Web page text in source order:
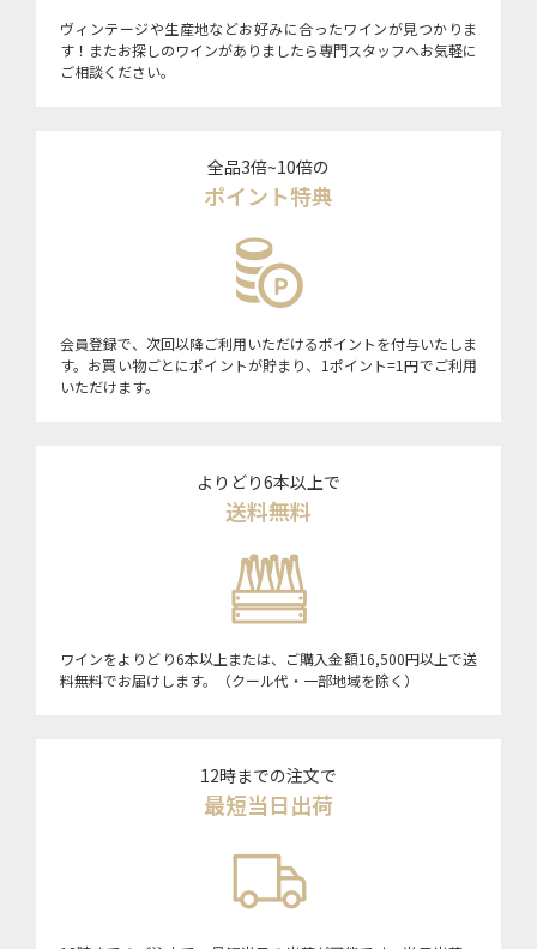
ヴィンテージや生産地などお好みに合ったワインが見つかりま
す！またお探しのワインがありましたら専門スタッフへお気軽に
ご相談ください。
全品3倍~10倍の
ポイント特典
会員登録で、次回以降ご利用いただけるポイントを付与いたしま
す。お買い物ごとにポイントが貯まり、1ポイント=1円でご利用
いただけます。
よりどり6本以上で
送料無料
ワインをよりどり6本以上または、ご購入金額16,500円以上で送
料無料でお届けします。（クール代・一部地域を除く）
12時までの注文で
最短当日出荷